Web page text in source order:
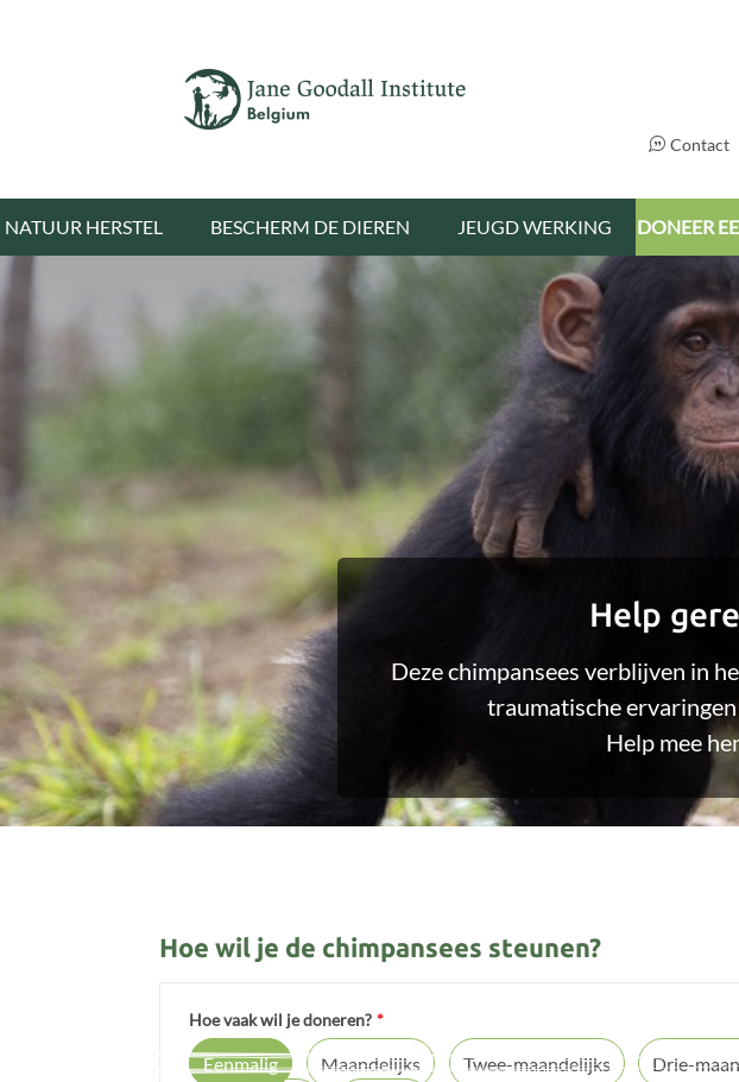
Contact
NATUUR HERSTEL BESCHERM DE DIEREN JEUGD WERKING DONEER
Help
Deze chimpansees verblijven in
traumatische
Help mee
Hoe wil je de chimpansees steunen?
Hoe vaak wil je doneren? *
Eenmalig Maandelijks Twee-maandelijks
Drie-